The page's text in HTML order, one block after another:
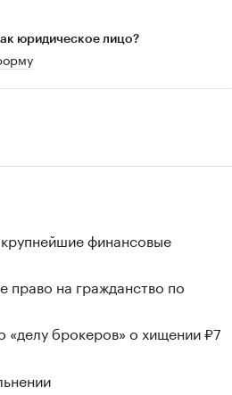
юридическое лицо?
финансовые
право на гражданство по
«делу брокеров» о хищении ₽7